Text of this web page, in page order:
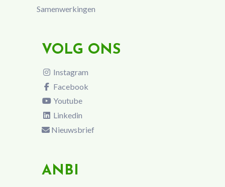
Samenwerkingen
VOLG ONS
Instagram
Facebook
Youtube
Linkedin
Nieuwsbrief
ANBI